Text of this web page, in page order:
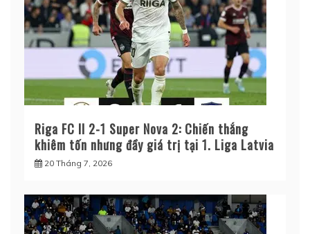
Riga FC II 2-1 Super Nova 2: Chiến thắng
khiêm tốn nhưng đầy giá trị tại 1. Liga Latvia
20 Tháng 7, 2026